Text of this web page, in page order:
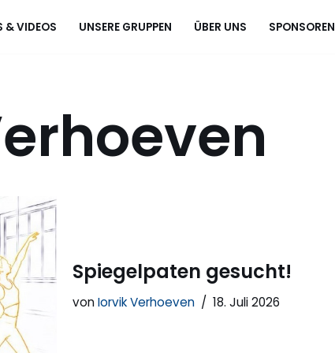
& VIDEOS UNSERE GRUPPEN ÜBER UNS SPONSOREN
Spiegelpaten gesucht!
vonIorvik Verhoeven 18. Juli 2026